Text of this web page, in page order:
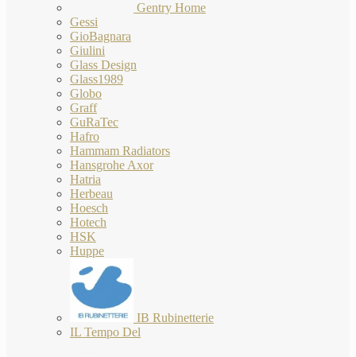
Gentry Home
Gessi
GioBagnara
Giulini
Glass Design
Glass1989
Globo
Graff
GuRaTec
Hafro
Hammam Radiators
Hansgrohe Axor
Hatria
Herbeau
Hoesch
Hotech
HSK
Huppe
IB Rubinetterie
IL Tempo Del